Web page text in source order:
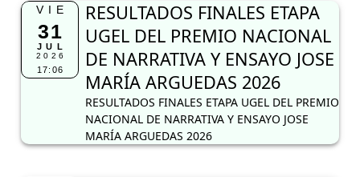
VIE
31
JUL
2026
17:06
RESULTADOS FINALES ETAPA
UGEL DEL PREMIO NACIONAL
DE NARRATIVA Y ENSAYO JOSE
MARÍA ARGUEDAS 2026
RESULTADOS FINALES ETAPA UGEL DEL PREMIO
NACIONAL DE NARRATIVA Y ENSAYO JOSE
MARÍA ARGUEDAS 2026